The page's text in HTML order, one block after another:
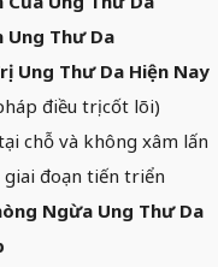
Ung Thư Da
Ung Thư Da Hiện Nay
điều trị cốt lõi)
chỗ và không xâm lấn
giai đoạn tiến triển
Ngừa Ung Thư Da